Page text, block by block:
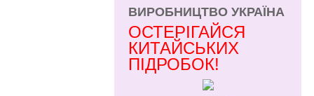
ВИРОБНИЦТВО УКРАЇНА
ОСТЕРІГАЙСЯ
КИТАЙСЬКИХ
ПІДРОБОК!